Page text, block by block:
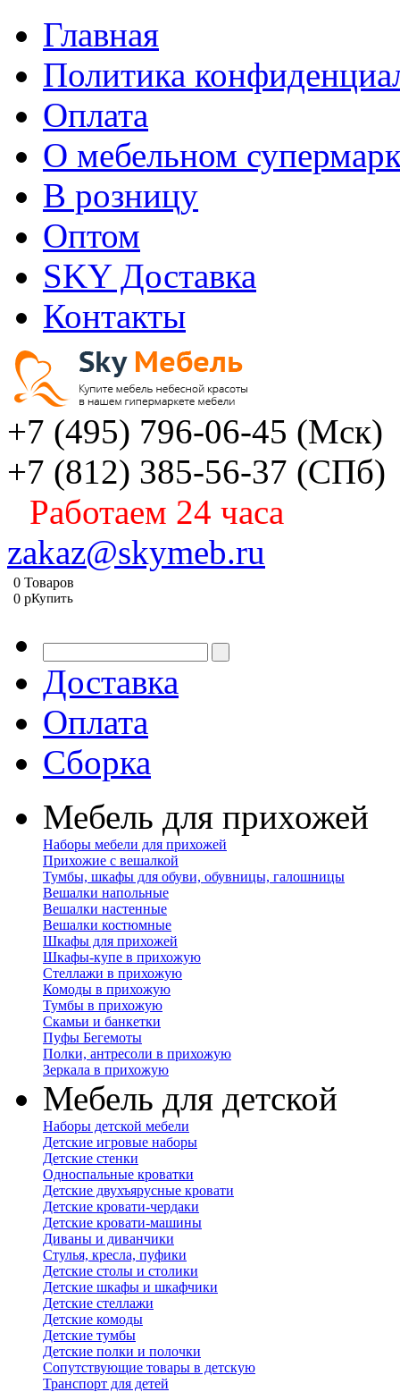
Главная
Политика
Оплата
О мебельном
В розницу
Оптом
SKY Доставка
Контакты
+7 (495) 796-06-45 (Мск)
+7 (812) 385-56-37 (СПб)
Работаем 24 часа
zakaz@skymeb.ru
0 Товаров
0 pКупить
Доставка
Оплата
Сборка
Мебель для прихожей
Наборы мебели для прихожей
Прихожие с вешалкой
Тумбы, шкафы для обуви, обувницы, галошницы
Вешалки напольные
Вешалки настенные
Вешалки костюмные
Шкафы для прихожей
Шкафы-купе в прихожую
Стеллажи в прихожую
Комоды в прихожую
Тумбы в прихожую
Скамьи и банкетки
Пуфы Бегемоты
Полки, антресоли в прихожую
Зеркала в прихожую
Мебель для детской
Наборы детской мебели
Детские игровые наборы
Детские стенки
Односпальные кроватки
Детские двухъярусные кровати
Детские кровати-чердаки
Детские кровати-машины
Диваны и диванчики
Стулья, кресла, пуфики
Детские столы и столики
Детские шкафы и шкафчики
Детские стеллажи
Детские комоды
Детские тумбы
Детские полки и полочки
Сопутствующие товары в детскую
Транспорт для детей